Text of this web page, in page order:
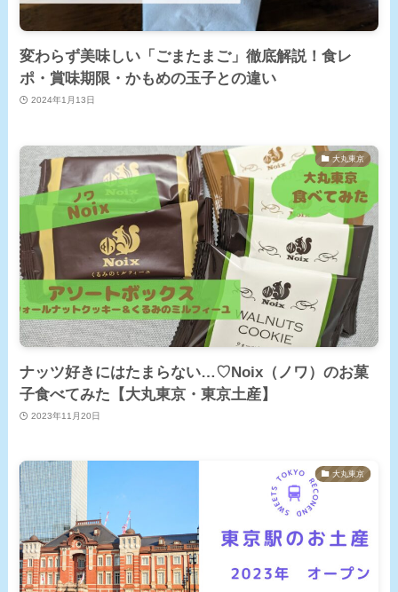
変わらず美味しい「ごまたまご」徹底解説！食レ
ポ・賞味期限・かもめの玉子との違い
2024年1月13日
大丸東京
ナッツ好きにはたまらない…♡Noix（ノワ）のお菓
子食べてみた【大丸東京・東京土産】
2023年11月20日
大丸東京